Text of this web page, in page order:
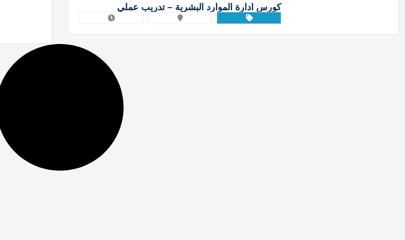
كورس ادارة الموارد البشرية – تدريب عملي